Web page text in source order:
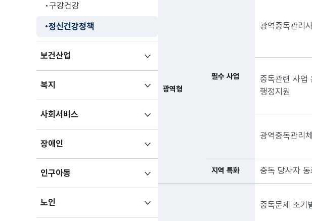
구강건강
정신건강정책
보건산업
펼치기
복지
펼치기
사회서비스
펼치기
장애인
펼치기
인구아동
펼치기
노인
펼치기
광역형
필수 사업
광역중독관리
중독관련 사업
행정지원
광역중독관리
지역 특화 중독 당사자
중독문제 조기